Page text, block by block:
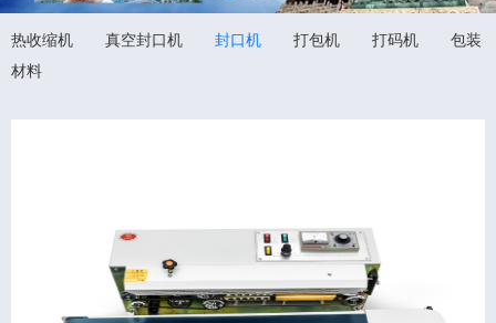
热收缩机 真空封口机 封口机 打包机 打码机
包装
材料